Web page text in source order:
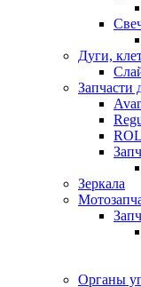
Дуги,
Запчасти
Зеркала
Органы